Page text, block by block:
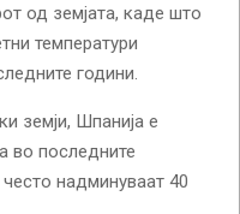
од земјата, каде што
температури
години.
земји, Шпанија е
во последните
надминуваат 40